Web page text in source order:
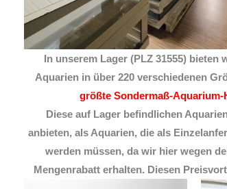
In unserem Lager (PLZ 31555) bieten
Aquarienin über 220 verschiedenen
größte Sondermaß-Aquarium-
Diese auf Lager befindlichen
anbieten, als Aquarien, die als
werden müssen, da wir hier wegen
Mengenrabatt erhalten. Diesen